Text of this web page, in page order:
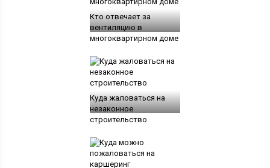
Кто отвечает за
вентиляцию в
многоквартирном доме
Куда жаловаться на
незаконное
строительство